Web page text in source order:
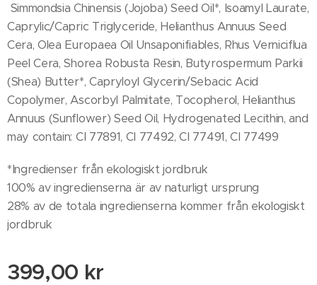
Simmondsia Chinensis (Jojoba) Seed Oil*, Isoamyl Laurate,
Caprylic/Capric Triglyceride, Helianthus Annuus Seed
Cera, Olea Europaea Oil Unsaponifiables, Rhus Verniciflua
Peel Cera, Shorea Robusta Resin, Butyrospermum Parkii
(Shea) Butter*, Capryloyl Glycerin/Sebacic Acid
Copolymer, Ascorbyl Palmitate, Tocopherol, Helianthus
Annuus (Sunflower) Seed Oil, Hydrogenated Lecithin, and
may contain: CI 77891, CI 77492, CI 77491, CI 77499
*Ingredienser från ekologiskt jordbruk
100% av ingredienserna är av naturligt ursprung​
28% av de totala ingredienserna kommer från ekologiskt
jordbruk
399,00 kr